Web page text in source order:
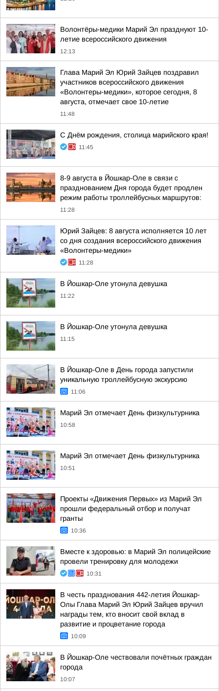
Волонтёры-медики Марий Эл празднуют 10-
летие всероссийского движения
12:13
Глава Марий Эл Юрий Зайцев поздравил
участников всероссийского движения
«Волонтеры-медики», которое сегодня, 8
августа, отмечает свое 10-летие
11:48
С Днём рождения, столица марийского края!
11:45
8-9 августа в Йошкар-Оле в связи с
празднованием Дня города будет продлен
режим работы троллейбусных маршрутов:
11:28
Юрий Зайцев: 8 августа исполняется 10 лет
со дня создания всероссийского движения
«Волонтеры-медики»
11:28
В Йошкар-Оле утонула девушка
11:22
В Йошкар-Оле утонула девушка
11:15
В Йошкар-Оле в День города запустили
уникальную троллейбусную экскурсию
11:06
Марий Эл отмечает День физкультурника
10:58
Марий Эл отмечает День физкультурника
10:51
Проекты «Движения Первых» из Марий Эл
прошли федеральный отбор и получат
гранты
10:36
Вместе к здоровью: в Марий Эл полицейские
провели тренировку для молодежи
10:31
В честь празднования 442-летия Йошкар-
Олы Глава Марий Эл Юрий Зайцев вручил
награды тем, кто вносит свой вклад в
развитие и процветание города
10:09
В Йошкар-Оле чествовали почётных граждан
города
10:07